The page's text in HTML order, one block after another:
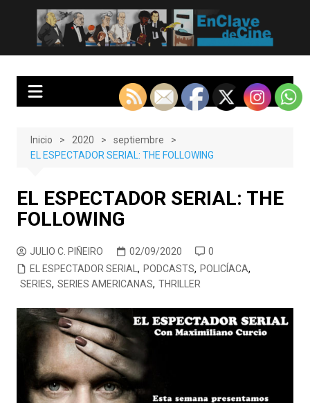
contenido
EnClave de Cine
Crítica cinematográfica y audiovisual. Punto de encuentro para los
Inicio 2020
septiembre
EL ESPECTADOR SERIAL: THE FOLLOWING
EL ESPECTADOR SERIAL: THE
FOLLOWING
JULIO C. PIÑEIRO 02/09/2020
0
EL ESPECTADOR SERIAL , PODCASTS, POLICÍACA,
SERIES, SERIES AMERICANAS, THRILLER